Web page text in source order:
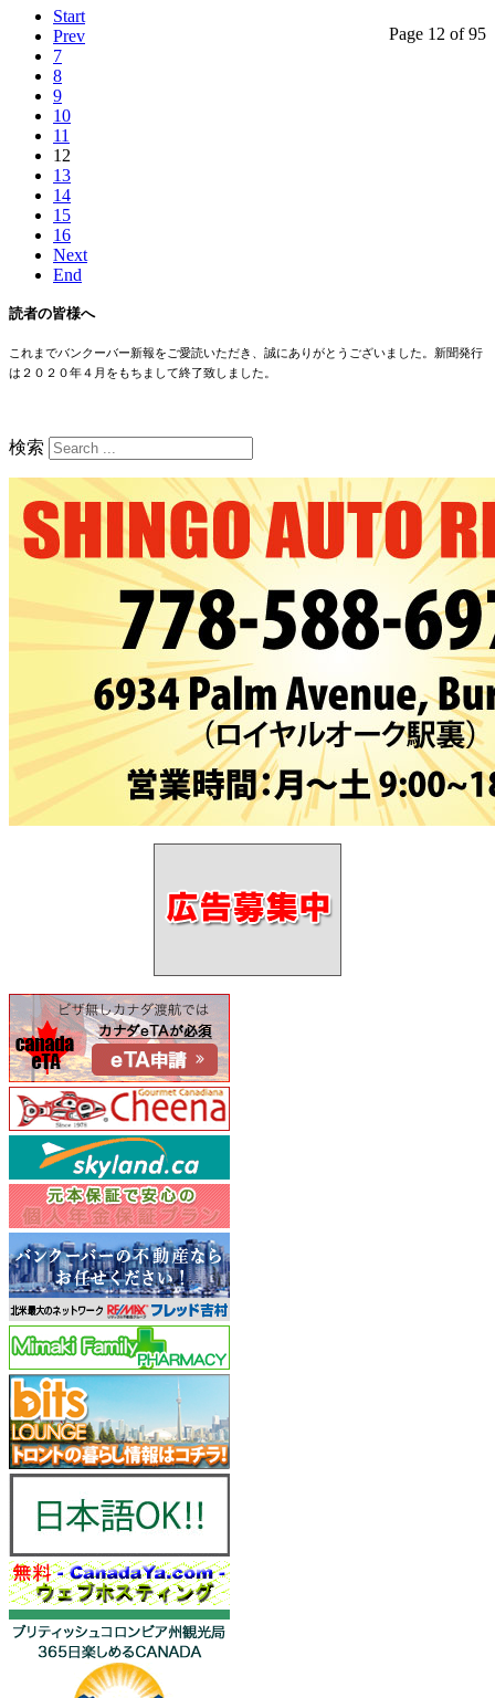
Page 12 of 95
Start
Prev
7
8
9
10
11
12
13
14
15
16
Next
End
読者の皆様へ
これまでバンクーバー新報をご愛読いただき、誠にありがとうございました。新聞発行
は２０２０年４月をもちまして終了致しました。
検索